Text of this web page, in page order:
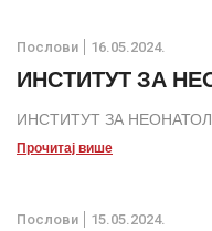
Послови 16.05.2024.
ИНСТИТУТ ЗА
ИНСТИТУТ ЗА
Прочитај више
Послови 15.05.2024.